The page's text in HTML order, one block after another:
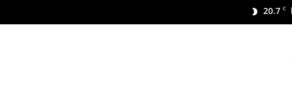
20.7 C